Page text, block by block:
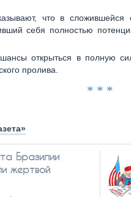
что в сложившейся
себя полностью
открыться в полную
пролива.
* * *
Бразилии
жертвой